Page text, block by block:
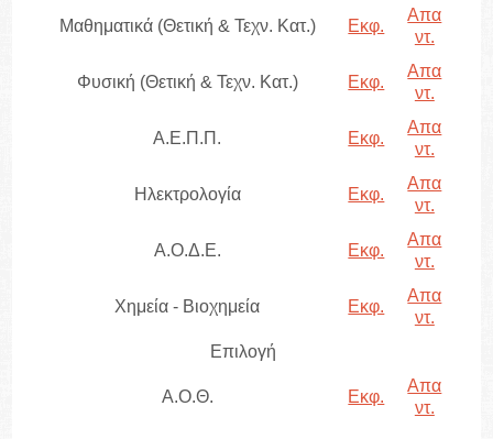
Μαθηματικά (Θετική & Τεχν. Κατ.) Εκφ.
Απα
ντ.
Φυσική (Θετική & Τεχν. Κατ.) Εκφ.
Απα
ντ.
Α.Ε.Π.Π. Εκφ.
Απα
ντ.
Ηλεκτρολογία Εκφ.
Απα
ντ.
Α.Ο.Δ.Ε. Εκφ.
Απα
ντ.
Χημεία - Βιοχημεία Εκφ.
Απα
ντ.
Επιλογή
Α.Ο.Θ. Εκφ.
Απα
ντ.